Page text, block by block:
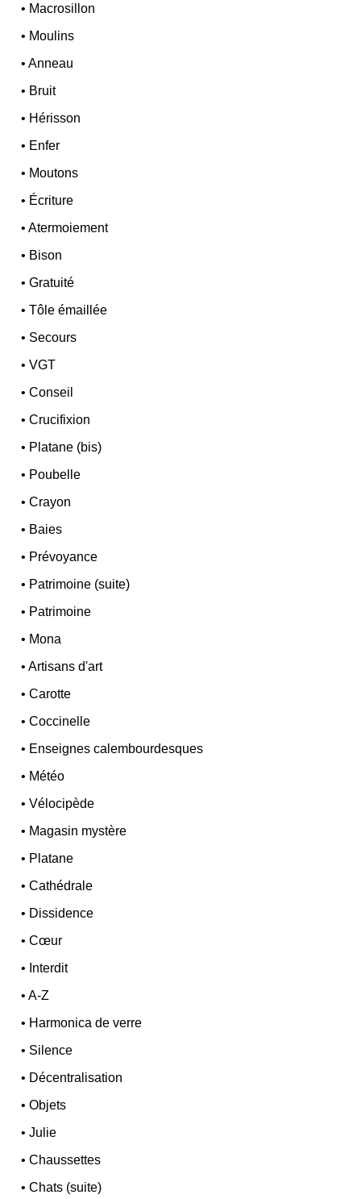
• Macrosillon
• Moulins
•Anneau
• Bruit
• Hérisson
• Enfer
• Moutons
• Écriture
•Atermoiement
• Bison
•Gratuité
•Tôle émaillée
• Secours
•VGT
•Conseil
•Crucifixion
• Platane (bis)
• Poubelle
•Crayon
• Baies
• Prévoyance
• Patrimoine (suite)
• Patrimoine
• Mona
•Artisans d'art
•Carotte
•Coccinelle
• Enseignes calembourdesques
• Météo
•Vélocipède
• Magasin mystère
• Platane
•Cathédrale
• Dissidence
•Cœur
• Interdit
•A-Z
• Harmonica de verre
• Silence
• Décentralisation
•Objets
•Julie
•Chaussettes
•Chats (suite)